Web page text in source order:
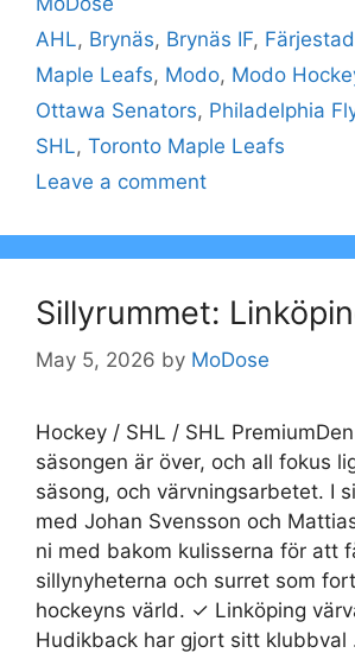
Tags
AHL, Brynäs, Brynäs IF, Färjestad
Maple Leafs, Modo, Modo
Ottawa Senators, Philadelphia
SHL, Toronto Maple Leafs
Leave a comment
Sillyrummet:
May 5, 2026 by MoDose
Hockey / SHL / SHL
säsongen är över, och all fokus
säsong, och värvningsarbetet. I
med Johan Svensson och
ni med bakom kulisserna för att
sillynyheterna och surret som
hockeyns värld. ✓ Linköping
Hudikback har gjort sitt klubbval